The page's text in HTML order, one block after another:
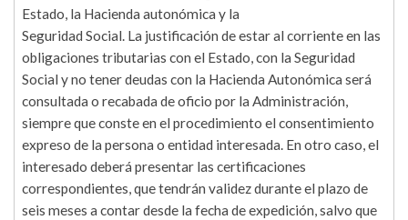
Estado, la Hacienda autonómica y la
Seguridad Social. La justificación de estar al corriente en las
obligaciones tributarias con el Estado, con la Seguridad
Social y no tener deudas con la Hacienda Autonómica será
consultada o recabada de oficio por la Administración,
siempre que conste en el procedimiento el consentimiento
expreso de la persona o entidad interesada. En otro caso, el
interesado deberá presentar las certificaciones
correspondientes, que tendrán validez durante el plazo de
seis meses a contar desde la fecha de expedición, salvo que